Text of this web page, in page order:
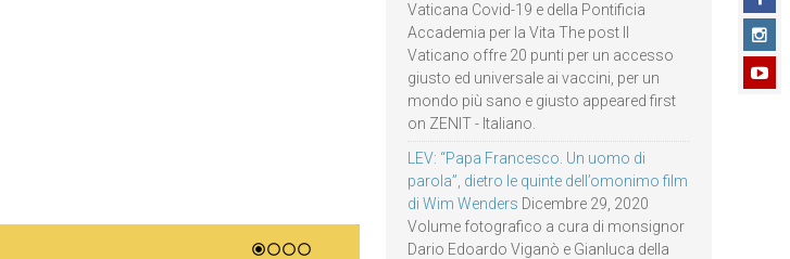
Vaticana Covid-19 e della Pontificia
Accademia per la Vita The post Il
Vaticano offre 20 punti per un accesso
giusto ed universale ai vaccini, per un
mondo più sano e giusto appeared first
on ZENIT - Italiano.
LEV: “Papa Francesco. Un uomo di
parola”, dietro le quinte dell’omonimo film
di Wim Wenders Dicembre 29, 2020
Volume fotografico a cura di monsignor
Dario Edoardo Viganò e Gianluca della